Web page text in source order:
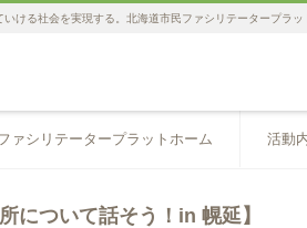
ける社会を実現する。北海道市民ファシリテータープラッ
ァシリテータープラットホーム 活動
について話そう！in 幌延】